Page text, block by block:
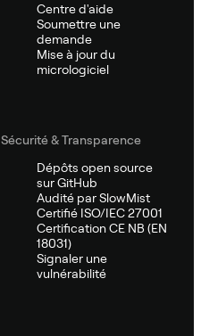
Centre d'aide
Soumettre une
demande
Mise à jour du
micrologiciel
Sécurité & Transparence
Dépôts open source
sur GitHub
Audité par SlowMist
Certifié ISO/IEC 27001
Certification CE NB (EN
18031)
Signaler une
vulnérabilité